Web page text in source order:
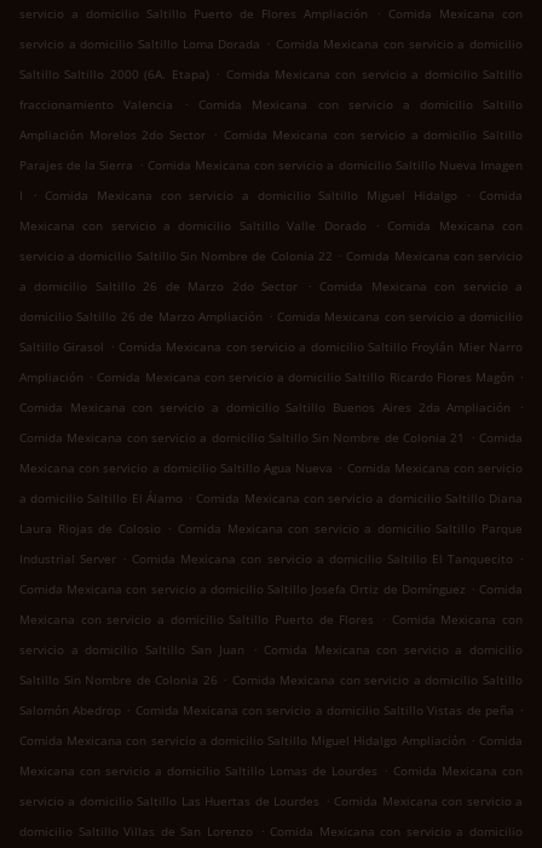
servicio a domicilio Saltillo Puerto de Flores Ampliación
. Comida Mexicana con
servicio a domicilio Saltillo Loma Dorada . Comida Mexicana con servicio a domicilio
Saltillo Saltillo 2000 (6A. Etapa) . Comida Mexicana con servicio a domicilio Saltillo
fraccionamiento Valencia
.
Comida Mexicana con servicio a domicilio Saltillo
Ampliación Morelos 2do Sector . Comida Mexicana con servicio a domicilio Saltillo
Parajes de la Sierra . Comida Mexicana con servicio a domicilio Saltillo Nueva Imagen
I
. Comida Mexicana con servicio a domicilio Saltillo Miguel Hidalgo .
Comida
Mexicana con servicio a domicilio Saltillo Valle Dorado
. Comida Mexicana con
servicio a domicilio Saltillo Sin Nombre de Colonia 22 . Comida Mexicana con servicio
a domicilio Saltillo 26 de Marzo 2do Sector
. Comida Mexicana con servicio a
domicilio Saltillo 26 de Marzo Ampliación . Comida Mexicana con servicio a domicilio
Saltillo Girasol . Comida Mexicana con servicio a domicilio Saltillo Froylán Mier Narro
Ampliación . Comida Mexicana con servicio a domicilio Saltillo Ricardo Flores Magón .
Comida Mexicana con servicio a domicilio Saltillo Buenos Aires 2da Ampliación
.
Comida Mexicana con servicio a domicilio Saltillo Sin Nombre de Colonia 21
. Comida
Mexicana con servicio a domicilio Saltillo Agua Nueva . Comida Mexicana con servicio
a domicilio Saltillo El Álamo . Comida Mexicana con servicio a domicilio Saltillo Diana
Laura Riojas de Colosio . Comida Mexicana con servicio a domicilio Saltillo Parque
Industrial Server . Comida Mexicana con servicio a domicilio Saltillo El Tanquecito .
Comida Mexicana con servicio a domicilio Saltillo Josefa Ortiz de Domínguez . Comida
Mexicana con servicio a domicilio Saltillo Puerto de Flores
. Comida Mexicana con
servicio a domicilio Saltillo San Juan
. Comida Mexicana con servicio a domicilio
Saltillo Sin Nombre de Colonia 26 . Comida Mexicana con servicio a domicilio Saltillo
Salomón Abedrop . Comida Mexicana con servicio a domicilio Saltillo Vistas de peña .
Comida Mexicana con servicio a domicilio Saltillo Miguel Hidalgo Ampliación . Comida
Mexicana con servicio a domicilio Saltillo Lomas de Lourdes . Comida Mexicana con
servicio a domicilio Saltillo Las Huertas de Lourdes . Comida Mexicana con servicio a
domicilio Saltillo Villas de San Lorenzo
. Comida Mexicana con servicio a domicilio